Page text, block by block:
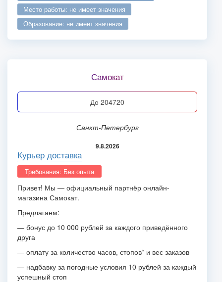
место работы: не имеет значения
образование: не имеет значения
Самокат
до 204720
Санкт-Петербург
9.8.2026
Курьер доставка
Требования: Без опыта
Привет! Мы — официальный партнёр онлайн-
магазина Самокат.
Предлагаем:
— бонус до 10 000 рублей за каждого приведённого
друга
— оплату за количество часов, стопов* и вес заказов
— надбавку за погодные условия 10 рублей за каждый
успешный стоп